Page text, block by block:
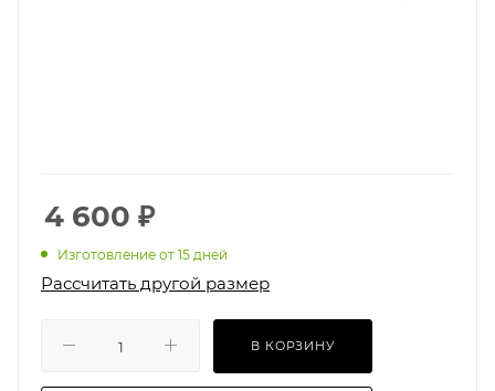
4 600 ₽
Изготовление от 15 дней
Рассчитать другой размер
В КОРЗИНУ